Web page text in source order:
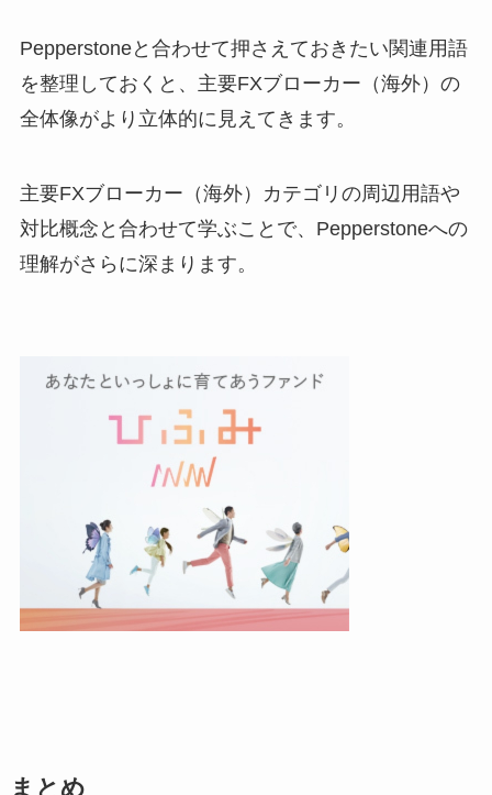
Pepperstoneと合わせて押さえておきたい関連用語
を整理しておくと、主要FXブローカー（海外）の
全体像がより立体的に見えてきます。
主要FXブローカー（海外）カテゴリの周辺用語や
対比概念と合わせて学ぶことで、Pepperstoneへの
理解がさらに深まります。
まとめ